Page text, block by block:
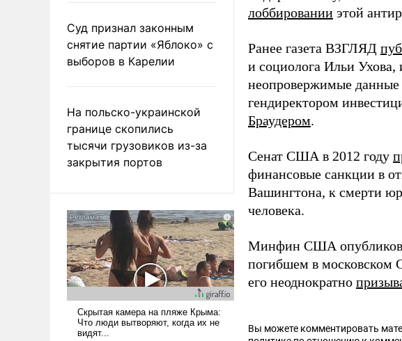
Суд признал законным
снятие партии «Яблоко» с
выборов в Карелии
На польско-украинской
границе скопились
тысячи грузовиков из-за
закрытия портов
лоббировании этой
Ранее газета ВЗГЛЯД
и социолога Ильи Ухова,
неопровержимые данные
гендиректором
Браудером.
Сенат США в 2012 году
финансовые санкции в
Вашингтона, к смерти
человека.
Минфин США
погибшем в московском
его неоднократно
Вы можете комментировать